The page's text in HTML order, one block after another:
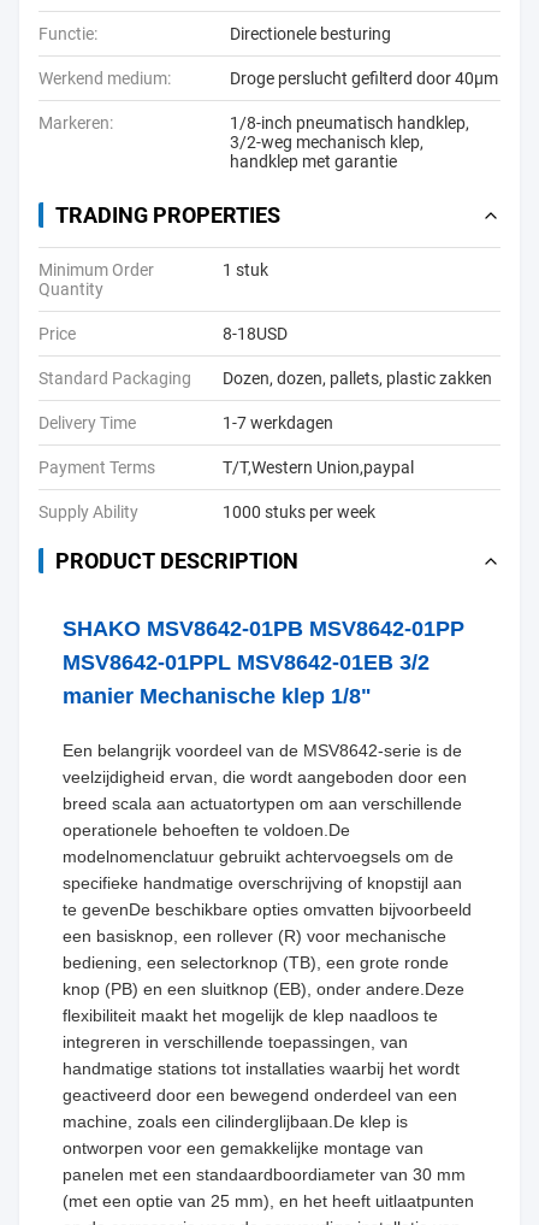
Functie: Directionele besturing
Werkend medium: Droge perslucht gefilterd door 40μm
Markeren: 1/8-inch pneumatisch handklep,
3/2-weg mechanisch klep,
handklep met garantie
TRADING PROPERTIES
Minimum Order
Quantity
1 stuk
Price 8-18USD
Standard Packaging Dozen, dozen, pallets, plastic zakken
Delivery Time 1-7 werkdagen
Payment Terms T/T,Western Union,paypal
Supply Ability 1000 stuks per week
PRODUCT DESCRIPTION
SHAKO MSV8642-01PB MSV8642-01PP
MSV8642-01PPL MSV8642-01EB 3/2
manier Mechanische klep 1/8"
Een belangrijk voordeel van de MSV8642-serie is de
veelzijdigheid ervan, die wordt aangeboden door een
breed scala aan actuatortypen om aan verschillende
operationele behoeften te voldoen.De
modelnomenclatuur gebruikt achtervoegsels om de
specifieke handmatige overschrijving of knopstijl aan
te gevenDe beschikbare opties omvatten bijvoorbeeld
een basisknop, een rollever (R) voor mechanische
bediening, een selectorknop (TB), een grote ronde
knop (PB) en een sluitknop (EB), onder andere.Deze
flexibiliteit maakt het mogelijk de klep naadloos te
integreren in verschillende toepassingen, van
handmatige stations tot installaties waarbij het wordt
geactiveerd door een bewegend onderdeel van een
machine, zoals een cilinderglijbaan.De klep is
ontworpen voor een gemakkelijke montage van
panelen met een standaardboordiameter van 30 mm
(met een optie van 25 mm), en het heeft uitlaatpunten